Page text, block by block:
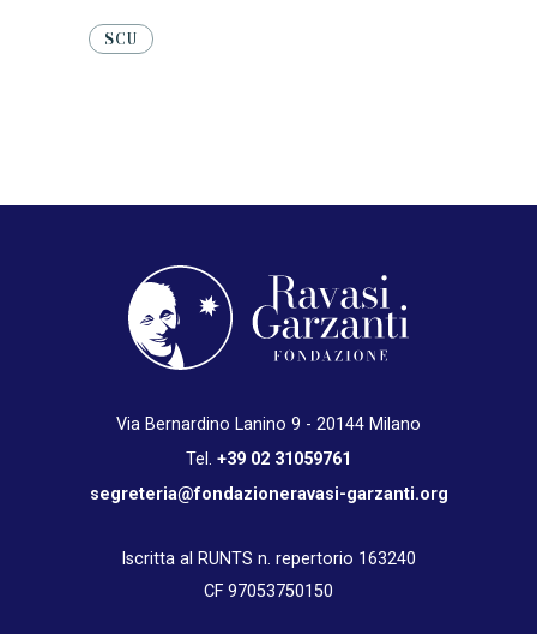
SCU
Via Bernardino Lanino 9 - 20144 Milano
Tel. +39 02 31059761
segreteria@fondazioneravasi-garzanti.org
Iscritta al RUNTS n. repertorio 163240
CF 97053750150